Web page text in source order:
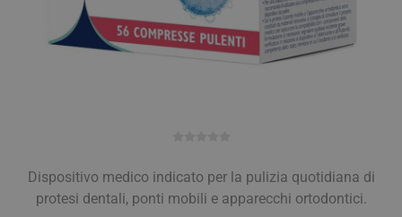
Dispositivo medico indicato per la pulizia quotidiana di
protesi dentali, ponti mobili e apparecchi ortodontici.